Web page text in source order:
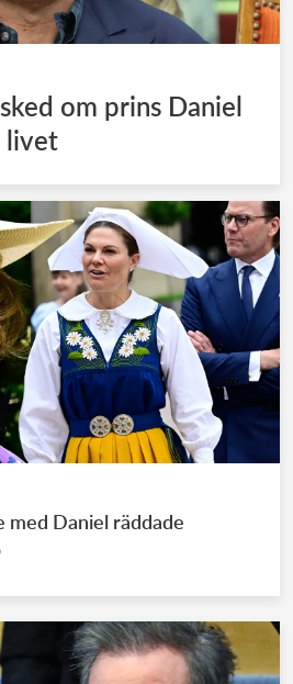
om prins Daniel
livet
med Daniel räddade